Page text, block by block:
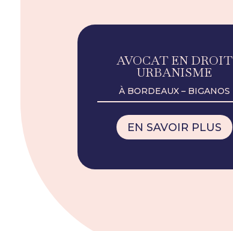
AVOCAT EN DROIT
URBANISME
À BORDEAUX – BIGANOS
EN SAVOIR PLUS